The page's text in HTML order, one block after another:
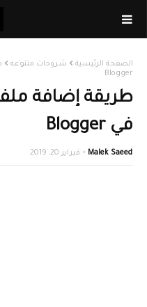
الصفحة الرئيسية شروحات متنوعه
Blogger
في Blogger
Malek Saeed فبراير 20, 2019